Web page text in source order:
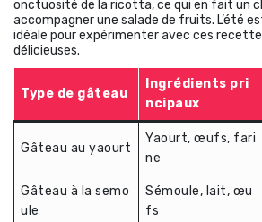
onctuosité de la ricotta, ce qui en fait un
accompagner une salade de fruits. L’été
idéale pour expérimenter avec ces
délicieuses.
Type de gâteau
Ingrédients pri
ncipaux
Gâteau au yaourt
Yaourt, œufs, fari
ne
Gâteau à la semo
ule
Sémoule, lait, œu
fs